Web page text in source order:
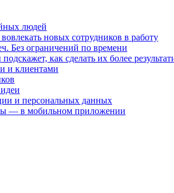
людей
новых сотрудников в работу
Без ограничений по времени
как сделать их более
и клиентами
и персональных данных
— в мобильном приложении